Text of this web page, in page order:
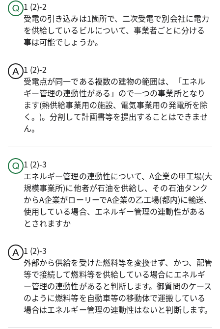
1 (2)-2
受電の引き込みは1箇所で、二次受電で別会社に電力
を供給しているビルについて、事業者ごとに分ける
事は可能でしょうか。
1 (2)-2
受電点が同一である複数の建物の範囲は、「エネル
ギー管理の連動性がある」ので一つの事業所となり
ます(熱供給事業用の施設、電気事業用の発電所を除
く。)。分割して計画書等を提出することはできませ
ん。
1 (2)-3
エネルギー管理の連動性について、A企業の甲工場(大
規模事業所)に他者が石油を供給し、その石油タンク
からA企業がローリーでA企業の乙工場(都内)に輸送、
使用している場合、エネルギー管理の連動性がある
とされますか
1 (2)-3
外部から供給を受けた燃料等を変換せず、かつ、配管
等で接続して燃料等を供給している場合にエネルギ
ー管理の連動性があると判断します。御質問のケース
のように燃料等を自動車等の移動体で運搬している
場合はエネルギー管理の連動性はないと判断します。